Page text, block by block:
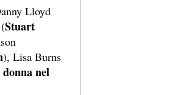
Lloyd
Stuart
), Lisa Burns
nel